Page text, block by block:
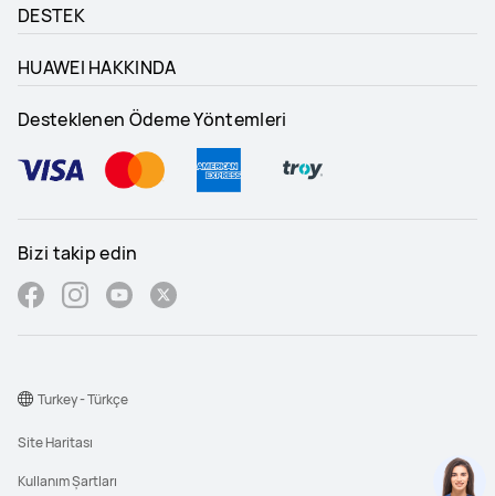
DESTEK
HUAWEI HAKKINDA
Desteklenen Ödeme Yöntemleri
Bizi takip edin
Site Haritası
Kullanım Şartları
Turkey - Türkçe